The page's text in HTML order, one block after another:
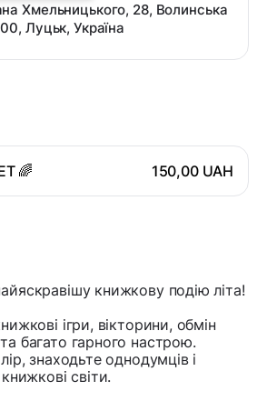
🌈 150,00 UAH
книжкову подію літа!
ігри, вікторини, обмін
багато гарного настрою.
знаходьте однодумців і
світи.
Хмельницького, 28, Волинська
Луцьк, Україна